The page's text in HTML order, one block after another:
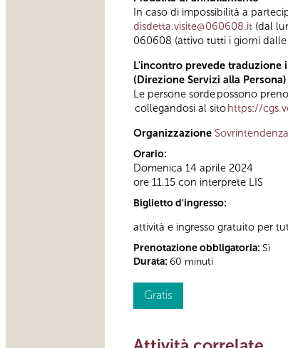
In caso di impossibilità a
disdetta.visite@060608.it (dal
060608 (attivo tutti i giorni
L'incontro prevede traduzione
(Direzione Servizi alla
Le persone sorde possono
collegandosi al sitohttps://
Organizzazione
Orario:
Domenica 14 aprile 2024
ore 11.15 con interprete LIS
Biglietto d'ingresso:
attività e ingresso gratuito per
Prenotazione obbligatoria: Sì
Durata: 60 minuti
Gratis